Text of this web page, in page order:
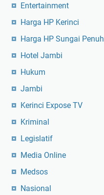
Entertainment
Harga HP Kerinci
Harga HP Sungai Penuh
Hotel Jambi
Hukum
Jambi
Kerinci Expose TV
Kriminal
Legislatif
Media Online
Medsos
Nasional